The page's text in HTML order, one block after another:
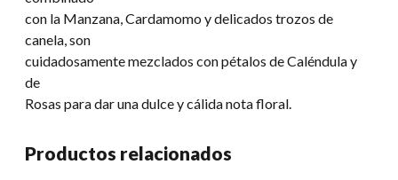
con la Manzana, Cardamomo y delicados trozos de
canela, son
cuidadosamente mezclados con pétalos de Caléndula y
de
Rosas para dar una dulce y cálida nota floral.
Productos relacionados